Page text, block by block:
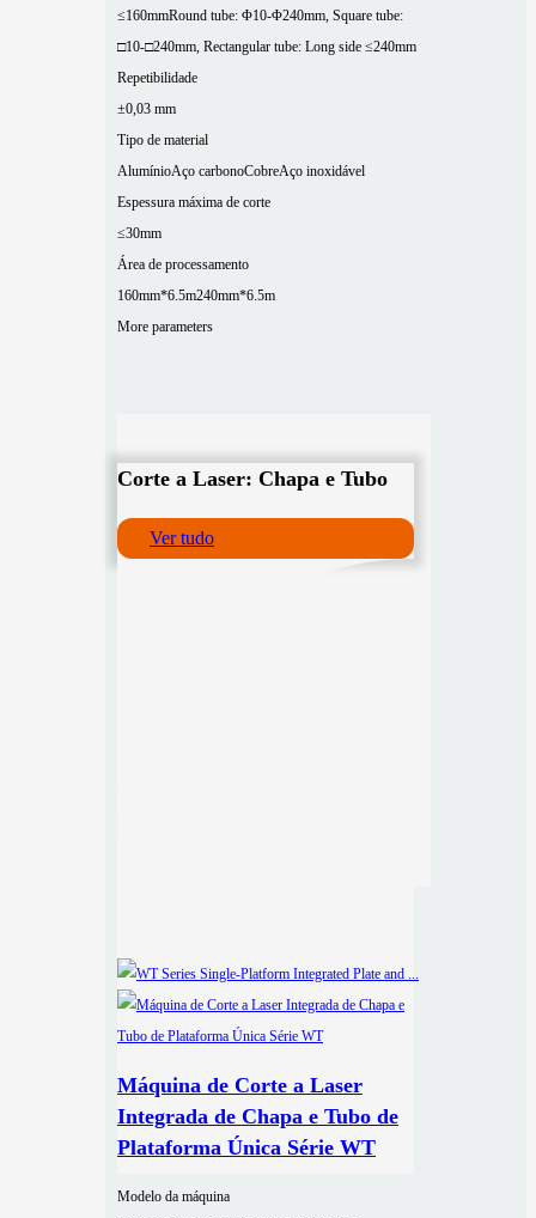
≤160mmRound tube: Φ10-Φ240mm, Square tube:
□10-□240mm, Rectangular tube: Long side ≤240mm
Repetibilidade
±0,03 mm
Tipo de material
AlumínioAço carbonoCobreAço inoxidável
Espessura máxima de corte
≤30mm
Área de processamento
160mm*6.5m240mm*6.5m
More parameters
Corte a Laser: Chapa e Tubo
Ver tudo
Máquina de Corte a Laser
Integrada de Chapa e Tubo de
Plataforma Única Série WT
Modelo da máquina